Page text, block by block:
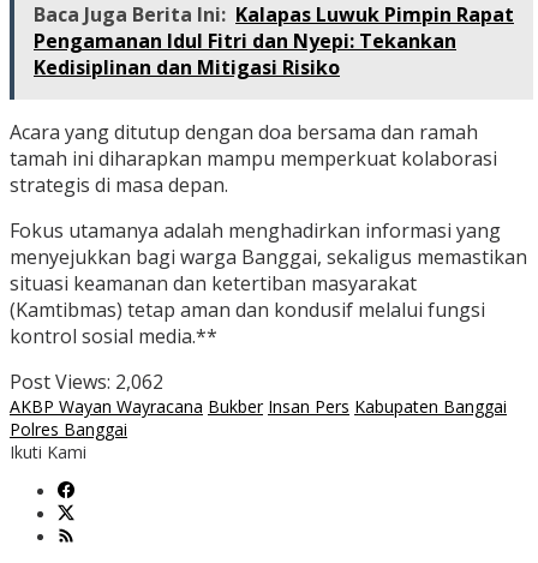
Baca Juga Berita Ini: Kalapas Luwuk Pimpin Rapat
Pengamanan Idul Fitri dan Nyepi: Tekankan
Kedisiplinan dan Mitigasi Risiko
Acara yang ditutup dengan doa bersama dan ramah
tamah ini diharapkan mampu memperkuat kolaborasi
strategis di masa depan.
Fokus utamanya adalah menghadirkan informasi yang
menyejukkan bagi warga Banggai, sekaligus memastikan
situasi keamanan dan ketertiban masyarakat
(Kamtibmas) tetap aman dan kondusif melalui fungsi
kontrol sosial media.**
Post Views: 2,062
AKBP Wayan Wayracana Bukber Insan Pers Kabupaten Banggai
Polres Banggai
Ikuti Kami